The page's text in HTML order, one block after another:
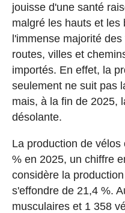
jouisse d'une santé
malgré les hauts et les
l'immense majorité
routes, villes et
importés. En effet, la
seulement ne suit pas
mais, à la fin de 2025,
désolante.
La production de
% en 2025, un chiffre
considère la
s'effondre de 21,4 %.
musculaires et 1 358